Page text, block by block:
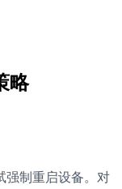
略
强制重启设备。对